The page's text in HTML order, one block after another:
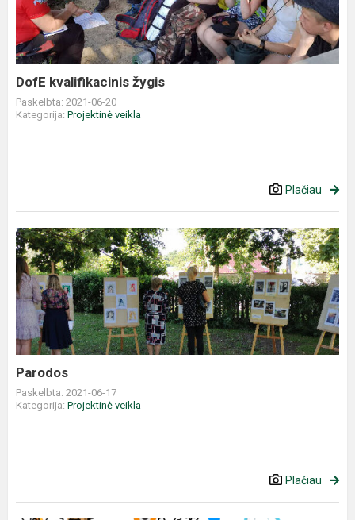
DofE kvalifikacinis žygis
Paskelbta: 2021-06-20
Kategorija: Projektinė veikla
Plačiau
Parodos
Paskelbta: 2021-06-17
Kategorija: Projektinė veikla
Plačiau